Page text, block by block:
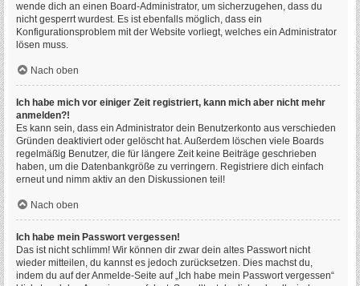
wende dich an einen Board-Administrator, um sicherzugehen, dass du
nicht gesperrt wurdest. Es ist ebenfalls möglich, dass ein
Konfigurationsproblem mit der Website vorliegt, welches ein Administrator
lösen muss.
Nach oben
Ich habe mich vor einiger Zeit registriert, kann mich aber nicht mehr
anmelden?!
Es kann sein, dass ein Administrator dein Benutzerkonto aus verschieden
Gründen deaktiviert oder gelöscht hat. Außerdem löschen viele Boards
regelmäßig Benutzer, die für längere Zeit keine Beiträge geschrieben
haben, um die Datenbankgröße zu verringern. Registriere dich einfach
erneut und nimm aktiv an den Diskussionen teil!
Nach oben
Ich habe mein Passwort vergessen!
Das ist nicht schlimm! Wir können dir zwar dein altes Passwort nicht
wieder mitteilen, du kannst es jedoch zurücksetzen. Dies machst du,
indem du auf der Anmelde-Seite auf „Ich habe mein Passwort vergessen“